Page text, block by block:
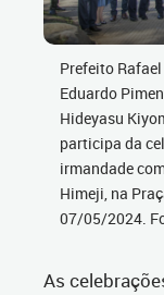
Prefeito
Eduardo
Hideyasu
participa da
irmandade
Himeji, na
07/05/2024.
As